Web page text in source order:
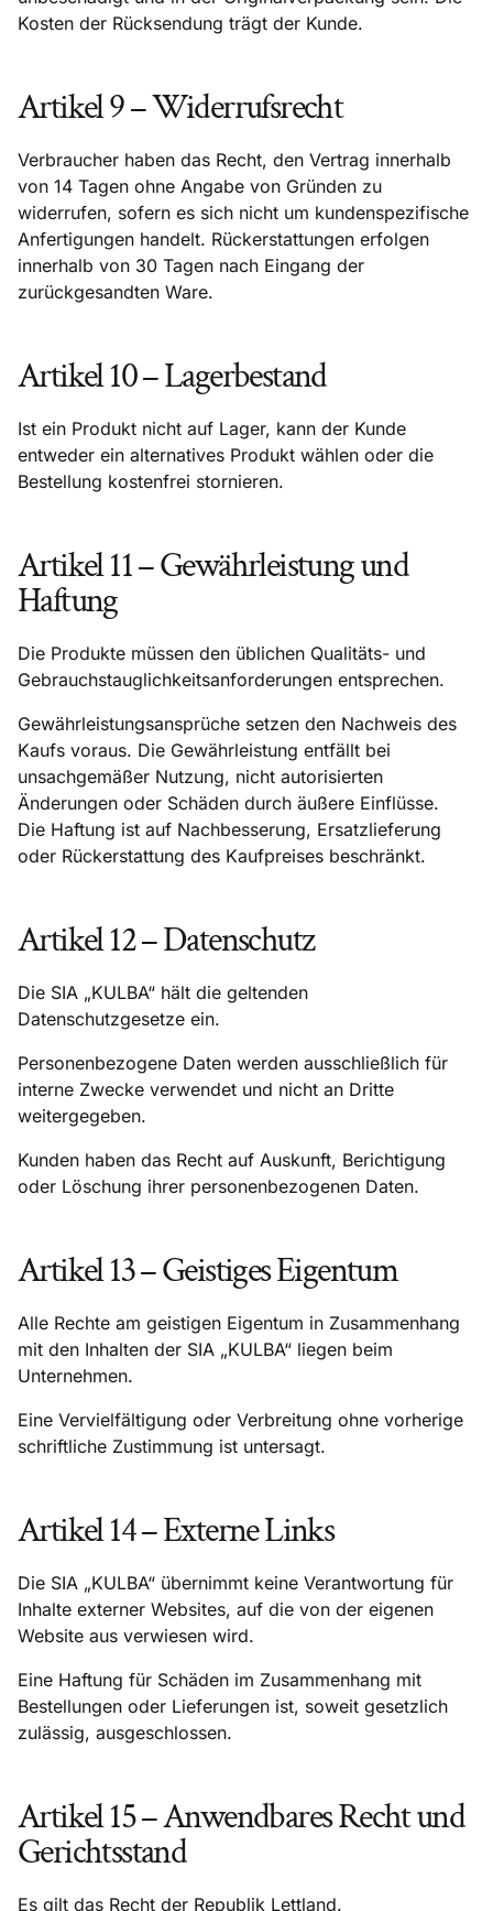
Kosten der Rücksendung trägt der Kunde.
Artikel 9 – Widerrufsrecht
Verbraucher haben das Recht, den Vertrag innerhalb
von 14 Tagen ohne Angabe von Gründen zu
widerrufen, sofern es sich nicht um kundenspezifische
Anfertigungen handelt. Rückerstattungen erfolgen
innerhalb von 30 Tagen nach Eingang der
zurückgesandten Ware.
Artikel 10 – Lagerbestand
Ist ein Produkt nicht auf Lager, kann der Kunde
entweder ein alternatives Produkt wählen oder die
Bestellung kostenfrei stornieren.
Artikel 11 – Gewährleistung und
Haftung
Die Produkte müssen den üblichen Qualitäts- und
Gebrauchstauglichkeitsanforderungen entsprechen.
Gewährleistungsansprüche setzen den Nachweis des
Kaufs voraus. Die Gewährleistung entfällt bei
unsachgemäßer Nutzung, nicht autorisierten
Änderungen oder Schäden durch äußere Einflüsse.
Die Haftung ist auf Nachbesserung, Ersatzlieferung
oder Rückerstattung des Kaufpreises beschränkt.
Artikel 12 – Datenschutz
Die SIA „KULBA“ hält die geltenden
Datenschutzgesetze ein.
Personenbezogene Daten werden ausschließlich für
interne Zwecke verwendet und nicht an Dritte
weitergegeben.
Kunden haben das Recht auf Auskunft, Berichtigung
oder Löschung ihrer personenbezogenen Daten.
Artikel 13 – Geistiges Eigentum
Alle Rechte am geistigen Eigentum in Zusammenhang
mit den Inhalten der SIA „KULBA“ liegen beim
Unternehmen.
Eine Vervielfältigung oder Verbreitung ohne vorherige
schriftliche Zustimmung ist untersagt.
Artikel 14 – Externe Links
Die SIA „KULBA“ übernimmt keine Verantwortung für
Inhalte externer Websites, auf die von der eigenen
Website aus verwiesen wird.
Eine Haftung für Schäden im Zusammenhang mit
Bestellungen oder Lieferungen ist, soweit gesetzlich
zulässig, ausgeschlossen.
Artikel 15 – Anwendbares Recht und
Gerichtsstand
Es gilt das Recht der Republik Lettland.